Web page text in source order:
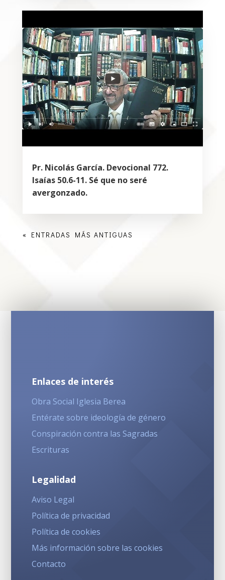
Pr. Nicolás García. Devocional 772.
Isaías 50.6-11. Sé que no seré
avergonzado.
« ENTRADAS MÁS ANTIGUAS
Enlaces de interés
Obra Social Iglesia Berea
Entérate sobre ideología de género
Conspiración contra las Sagradas
Escrituras
Legalidad
Aviso Legal
Política de privacidad
Política de cookies
Más información sobre las cookies
Contacto